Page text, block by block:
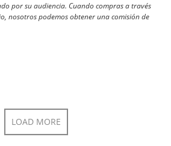
por su audiencia. Cuando compras a través
nosotros podemos obtener una comisión de
LOAD MORE